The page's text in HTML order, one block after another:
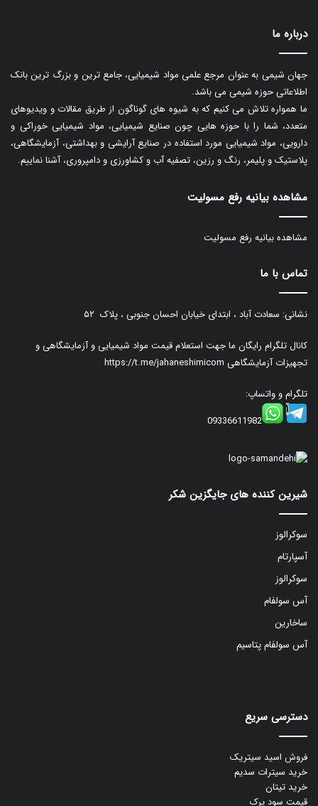
درباره ما
جهان شیمی به عنوان مرجع علمی مواد شیمیایی، جامع ترین و بزرگ ترین بانک
اطلاعاتی حوزه شیمی می باشد.
ما همواره تلاش می کنیم که به شیوه های گوناگون از طریق مقالات و ویدیوهای
متعدد، شما را با حوزه هایی چون صنایع شیمیایی، مواد شیمیایی خوراکی و
دارویی، مواد شیمیایی مورد استفاده در صنایع آرایشی و بهداشتی، آزمایشگاهی،
پلاستیک و پلیمر، رنگ و رزین، تصفیه آب و کشاورزی و دامپروری، آشنا نماییم.
مشاهده بیانیه رفع مسولیت
مشاهده بیانیه رفع مسولیت
تماس با ما
نشانی: سعادت آباد ، ابتدای خیابان احسان جنوبی ، پلاک ۵۲
کانال تلگرام رایگان ما جهت استعلام قیمت مواد شیمیایی و آزمایشگاهی و
تجهیزات آزمایشگاهی https://t.me/jahaneshimicom
تلگرام و واتساپ:
09336611982
شیرین کننده های جایگزین شکر
سوکرالوز
آسپارتام
سوکرالوز
آس سولفام
ساخارین
آس سولفام پتاسیم
دسترسی سریع
فروش اسید سیتریک
خرید سیترات سدیم
خرید تیتان
قیمت سود پرک